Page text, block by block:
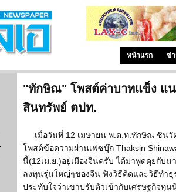
หน้าแรก ข่
"ทักษิณ" โพสต์ค่าบาทแข็ง แ
สินทรัพย์ ตปท.
เมื่อวันที่ 12 เมษายน พ.ต.ท.ทักษิณ ชิน
โพสต์ข้อความผ่านเฟซบุ๊ก Thaksin
นี้(12เม.ย.)อยู่เมืองจีนครับ ได้มาพูดคุยกับ
ลงทุนรุ่นใหญ่ๆของจีน ฟังวิธีคิดและวิธีทำธุ
ประทับใจว่าเขาปรับตัวเข้ากับเศรษฐกิจทุน